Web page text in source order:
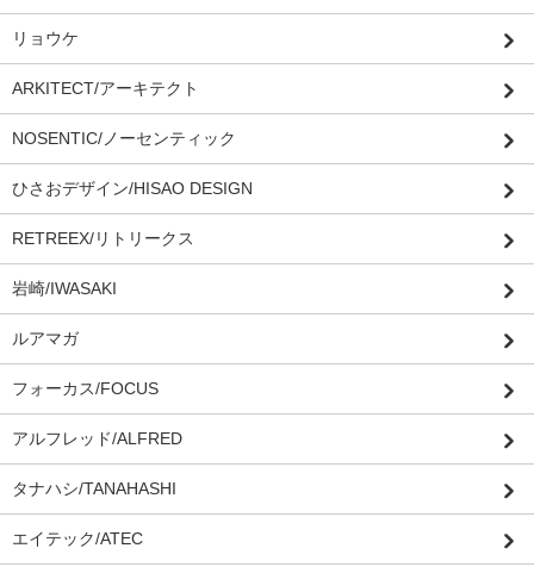
リョウケ
ARKITECT/アーキテクト
NOSENTIC/ノーセンティック
ひさおデザイン/HISAO DESIGN
RETREEX/リトリークス
岩崎/IWASAKI
ルアマガ
フォーカス/FOCUS
アルフレッド/ALFRED
タナハシ/TANAHASHI
エイテック/ATEC